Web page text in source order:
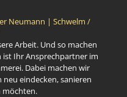
Arbeit. Und so machen
ist Ihr Ansprechpartner im
Dabei machen wir
eindecken, sanieren
möchten.